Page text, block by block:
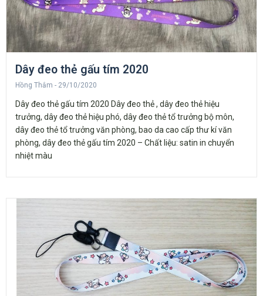
Dây đeo thẻ gấu tím 2020
Hồng Thắm 29/10/2020
Dây đeo thẻ gấu tím 2020 Dây đeo thẻ , dây đeo thẻ hiệu
trưởng, dây đeo thẻ hiệu phó, dây đeo thẻ tổ trưởng bộ môn,
dây đeo thẻ tổ trưởng văn phòng, bao da cao cấp thư kí văn
phòng, dây đeo thẻ gấu tím 2020 – Chất liệu: satin in chuyển
nhiệt màu